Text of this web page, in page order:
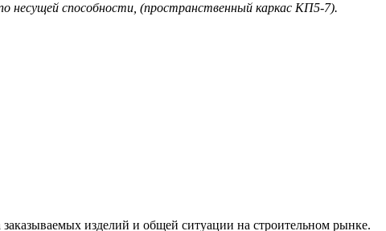
несущей способности, (пространственный каркас КП5-7).
изделий и общей ситуации на строительном рынке.